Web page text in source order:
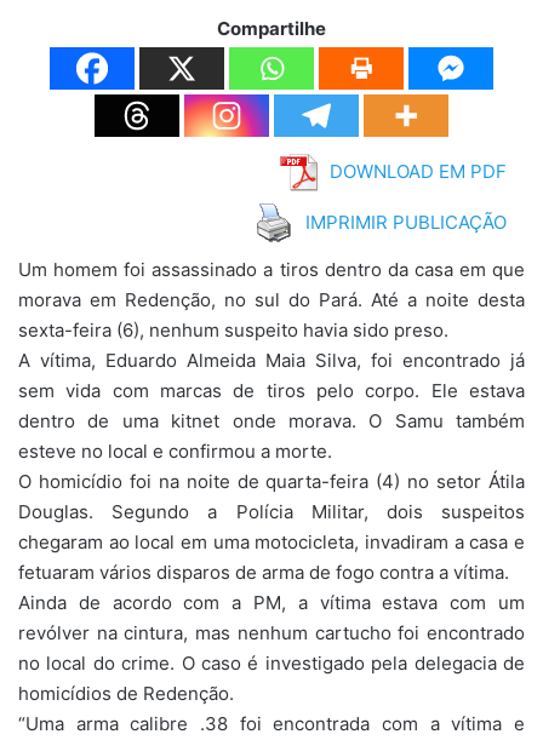
Compartilhe
DOWNLOAD EM PDF
IMPRIMIR PUBLICAÇÃO
Um homem foi assassinado a tiros dentro da casa em que
morava em Redenção, no sul do Pará. Até a noite desta
sexta-feira (6), nenhum suspeito havia sido preso.
A vítima, Eduardo Almeida Maia Silva, foi encontrado já
sem vida com marcas de tiros pelo corpo. Ele estava
dentro de uma kitnet onde morava. O Samu também
esteve no local e confirmou a morte.
O homicídio foi na noite de quarta-feira (4) no setor Átila
Douglas. Segundo a Polícia Militar, dois suspeitos
chegaram ao local em uma motocicleta, invadiram a casa e
fetuaram vários disparos de arma de fogo contra a vítima.
Ainda de acordo com a PM, a vítima estava com um
revólver na cintura, mas nenhum cartucho foi encontrado
no local do crime. O caso é investigado pela delegacia de
homicídios de Redenção.
“Uma arma calibre .38 foi encontrada com a vítima e